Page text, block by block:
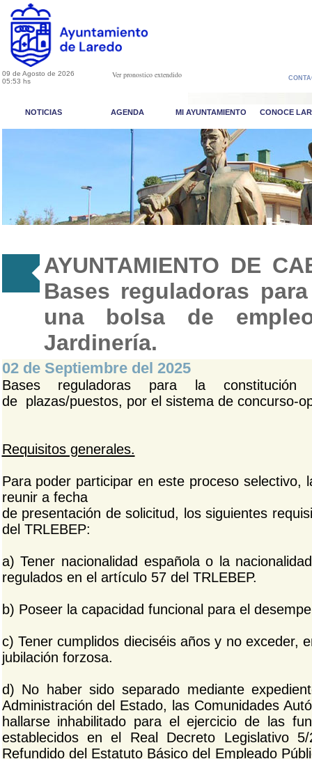
09 de Agosto de 2026
05:53 hs
Ver pronostico extendido
NOTICIAS AGENDA MI AYUNTAMIENTO CONOCE
AYUNTAMIENTO DE
Bases reguladoras
una bolsa de
Jardinería.
02 de Septiembre del 2025
Bases reguladoras para la
de plazas/puestos, por el sistema de concurso-
Requisitos generales.
Para poder participar en este proceso selectivo,
reunir a fecha
de presentación de solicitud, los siguientes
del TRLEBEP:
a) Tener nacionalidad española o la
regulados en el artículo 57 del TRLEBEP.
b) Poseer la capacidad funcional para el
c) Tener cumplidos dieciséis años y no exceder,
jubilación forzosa.
d) No haber sido separado mediante
Administración del Estado, las Comunidades
hallarse inhabilitado para el ejercicio de las
establecidos en el Real Decreto Legislativo
Refundido del Estatuto Básico del Empleado